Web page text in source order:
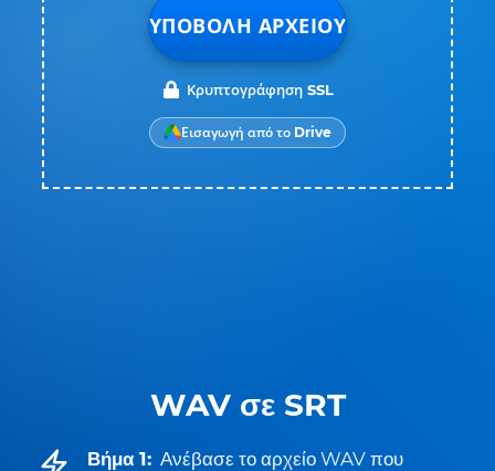
WAV σε SRT
Βήμα 1: Ανέβασε το αρχείο WAV που
ΥΠΟΒΟΛΉ ΑΡΧΕΊΟΥ
Κρυπτογράφηση SSL
Εισαγωγή από το Drive